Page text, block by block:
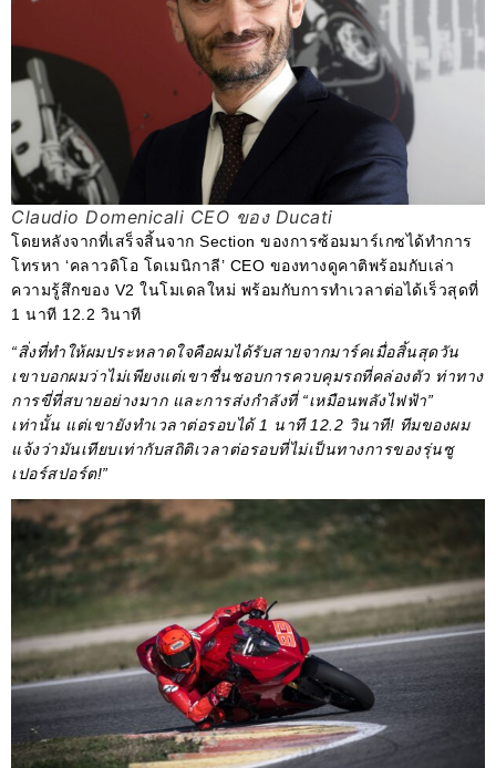
Claudio Domenicali CEO ของ Ducati
โดยหลังจากที่เสร็จสิ้นจาก Section ของการซ้อมมาร์เกซได้ทำการ
โทรหา ‘คลาวดิโอ โดเมนิกาลี’ CEO ของทางดูคาติพร้อมกับเล่า
ความรู้สึกของ V2 ในโมเดลใหม่ พร้อมกับการทำเวลาต่อได้เร็วสุดที่
1 นาที 12.2 วินาที
“สิ่งที่ทำให้ผมประหลาดใจคือผมได้รับสายจากมาร์คเมื่อสิ้นสุดวัน
เขาบอกผมว่าไม่เพียงแต่เขาชื่นชอบการควบคุมรถที่คล่องตัว ท่าทาง
การขี่ที่สบายอย่างมาก และการส่งกำลังที่ “เหมือนพลังไฟฟ้า”
เท่านั้น แต่เขายังทำเวลาต่อรอบได้ 1 นาที 12.2 วินาที! ทีมของผม
แจ้งว่ามันเทียบเท่ากับสถิติเวลาต่อรอบที่ไม่เป็นทางการของรุ่นซู
เปอร์สปอร์ต!”